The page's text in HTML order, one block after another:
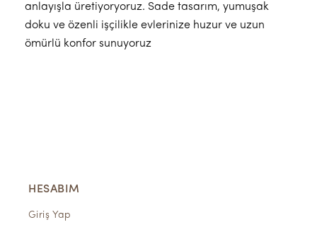
anlayışla üretiyoryoruz. Sade tasarım, yumuşak
doku ve özenli işçilikle evlerinize huzur ve uzun
ömürlü konfor sunuyoruz
HESABIM
Giriş Yap